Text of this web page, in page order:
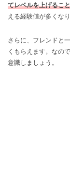
てレベルを上げるこ
える経験値が多くなり
さらに、フレンドと
くもらえます。なの
意識しましょう。